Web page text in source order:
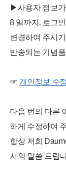
▶사용자 정보
8 일까지, 로그
변경하여 주시
반송되는 기념
☞ 개인정보 수정
다음 번의 다른
하게 수정하여
항상 저희
사의 말씀 드립